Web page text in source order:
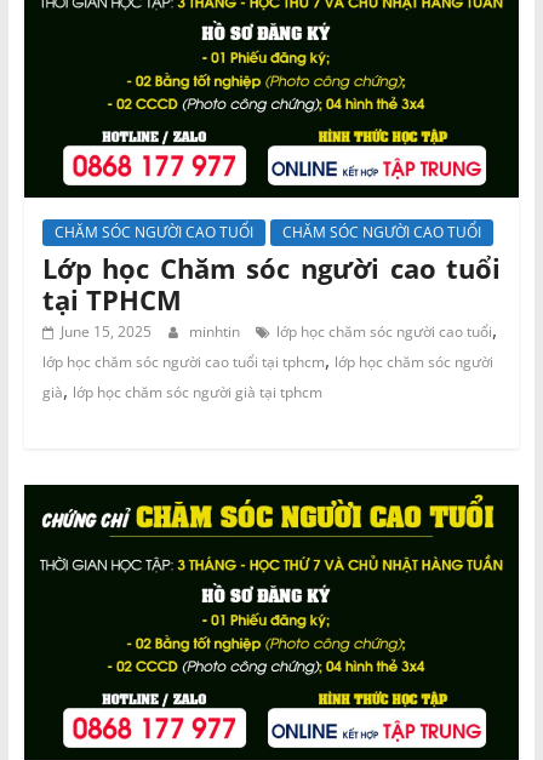
CHĂM SÓC NGƯỜI CAO TUỔI CHĂM SÓC NGƯỜI CAO TUỔI
Lớp học Chăm sóc người cao tuổi
tại TPHCM
June 15, 2025 minhtin lớp học chăm sóc người cao tuổi,
lớp học chăm sóc người cao tuổi tại tphcm, lớp học chăm sóc người
già, lớp học chăm sóc người già tại tphcm